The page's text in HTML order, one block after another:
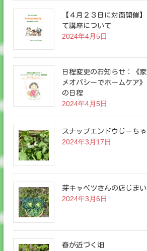
【４月２３日に対面開催
て講座について
2024年4月5日
日程変更のお知らせ：《
メオパシーでホームケア
の日程
2024年4月5日
スナップエンドウじーち
2024年3月17日
芽キャベツさんの店じまい
2024年3月6日
春が近づく畑